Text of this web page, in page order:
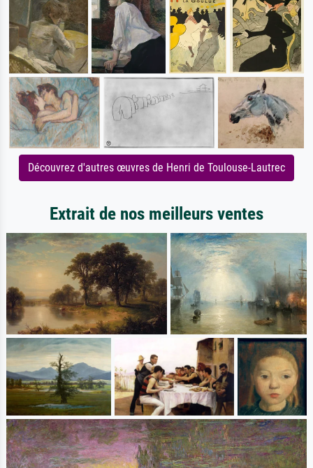
Découvrez d'autres œuvres de Henri de Toulouse-Lautrec
Extrait de nos meilleurs ventes